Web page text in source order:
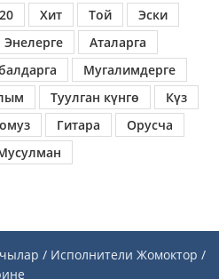
Хит Той
Эски
Энелерге
Аталарга
Мугалимдерге
Туулган күнгө
Күз
Гитара
Орусча
/ Исполнители Жомоктор /